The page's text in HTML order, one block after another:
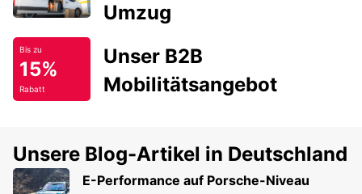
Umzug
Bis zu
15%
Rabatt
Unser B2B
Mobilitätsangebot
Unsere Blog-Artikel in Deutschland
E-Performance auf Porsche-Niveau